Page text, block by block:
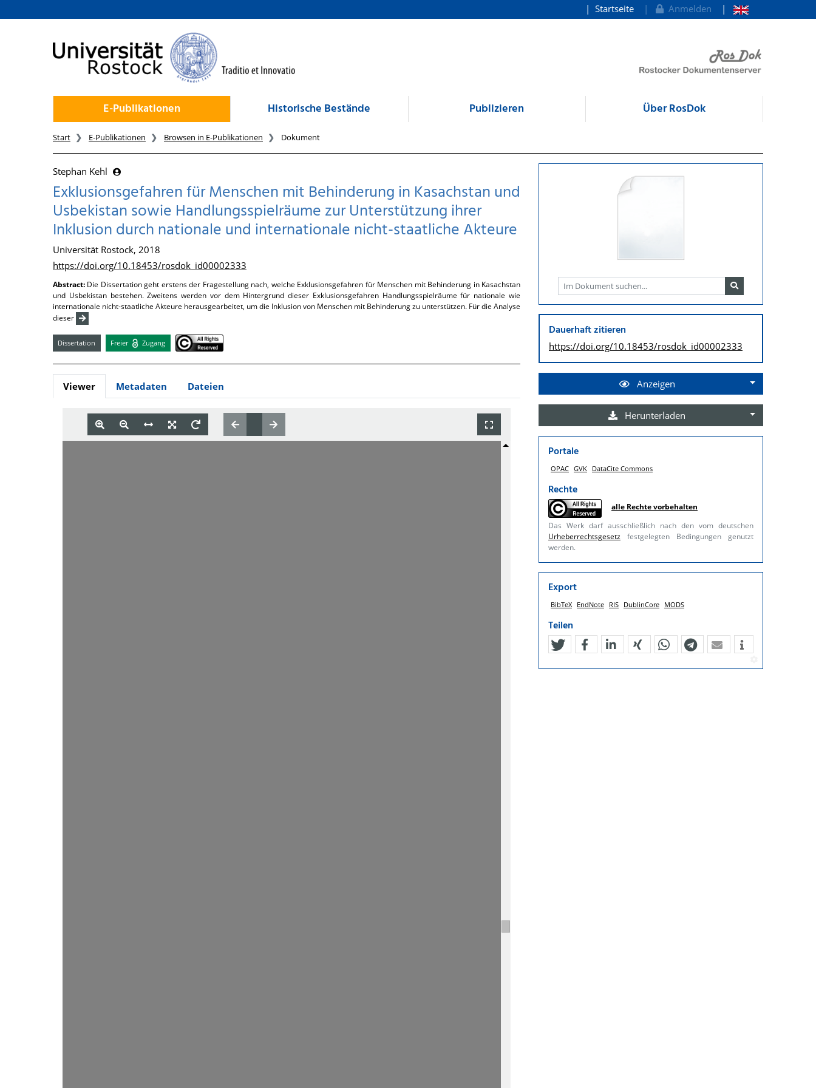
zum Inhalt
Startseite Anmelden
E-Publikationen Historische Bestände Publizieren Über RosDok
Start E-Publikationen Browsen in E-Publikationen Dokument
Stephan Kehl
Exklusionsgefahren für Menschen mit Behinderung in Kasachstan und
Usbekistan sowie Handlungsspielräume zur Unterstützung ihrer
Inklusion durch nationale und internationale nicht-staatliche Akteure
Universität Rostock, 2018
https://doi.org/10.18453/rosdok_id00002333
Abstract: Die Dissertation geht erstens der Fragestellung nach, welche Exklusionsgefahren für Menschen mit Behinderung in Kasachstan
und Usbekistan bestehen. Zweitens werden vor dem Hintergrund dieser Exklusionsgefahren Handlungsspielräume für nationale wie
internationale nicht-staatliche Akteure herausgearbeitet, um die Inklusion von Menschen mit Behinderung zu unterstützen. Für die Analyse
dieser
Dissertation Freier Zugang
Viewer Metadaten Dateien
Dauerhaft zitieren
https://doi.org/10.18453/rosdok_id00002333
Anzeigen
Herunterladen
Portale
OPAC GVK DataCite Commons
Rechte
alle Rechte vorbehalten
Das Werk darf ausschließlich nach den vom deutschen
Urheberrechtsgesetz festgelegten Bedingungen genutzt
werden.
Export
BibTeX EndNote RIS DublinCore MODS
Teilen